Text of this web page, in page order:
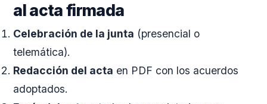
al acta firmada
Celebración de la junta (presencial o
telemática).
Redacción del acta en PDF con los acuerdos
adoptados.